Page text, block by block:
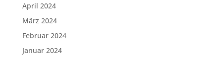
April 2024
März 2024
Februar 2024
Januar 2024